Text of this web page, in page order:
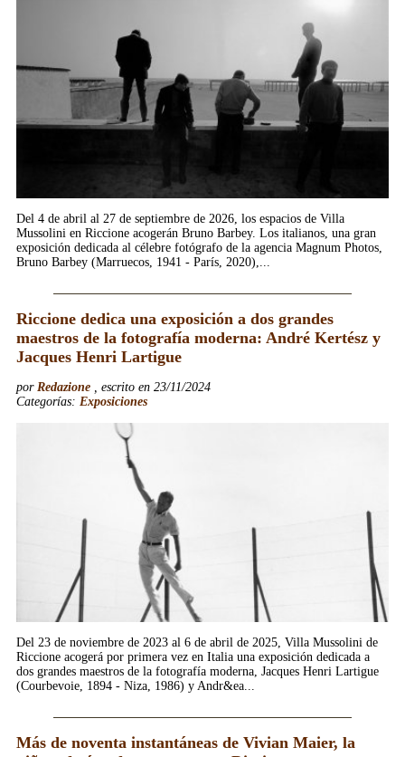
Del 4 de abril al 27 de septiembre de 2026, los espacios de Villa
Mussolini en Riccione acogerán Bruno Barbey. Los italianos, una gran
exposición dedicada al célebre fotógrafo de la agencia Magnum Photos,
Bruno Barbey (Marruecos, 1941 - París, 2020),...
Riccione dedica una exposición a dos grandes
maestros de la fotografía moderna: André Kertész y
Jacques Henri Lartigue
por Redazione , escrito en 23/11/2024
Categorías: Exposiciones
Del 23 de noviembre de 2023 al 6 de abril de 2025, Villa Mussolini de
Riccione acogerá por primera vez en Italia una exposición dedicada a
dos grandes maestros de la fotografía moderna, Jacques Henri Lartigue
(Courbevoie, 1894 - Niza, 1986) y Andr&ea...
Más de noventa instantáneas de Vivian Maier, la